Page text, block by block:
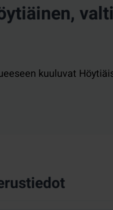
kuuluvat